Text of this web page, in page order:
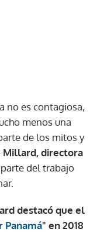
no es contagiosa,
menos una
de los mitos y
Millard, directora
del trabajo
destacó que el
Panamá" en 2018